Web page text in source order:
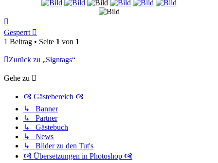
oben
Gesperrt
1 Beitrag • Seite 1 von 1
Zurück zu „Signtags“
Gehe zu
🙧 Gästebereich 🙧
↳ Banner
↳ Partner
↳ Gästebuch
↳ News
↳ Bilder zu den Tut's
🙧 Übersetzungen in Photoshop 🙧